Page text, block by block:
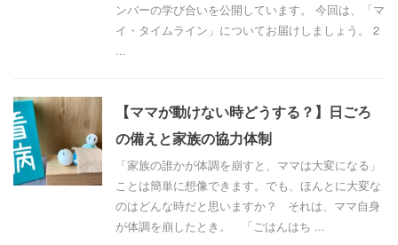
ンバーの学び合いを公開しています。 今回は、「マ
イ・タイムライン」についてお届けしましょう。 2
...
【ママが動けない時どうする？】日ごろ
の備えと家族の協力体制
「家族の誰かが体調を崩すと、ママは大変になる」
ことは簡単に想像できます。でも、ほんとに大変な
のはどんな時だと思いますか？ それは、ママ自身
が体調を崩したとき。 「ごはんはち ...